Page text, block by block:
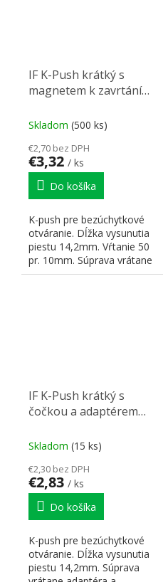
IF K-Push krátký s
magnetem k zavrtání
Skladom (500 ks)
€2,70 bez DPH
€3,32 / ks
Do košíka
K-push pre bezúchytkové
otváranie. Dĺžka vysunutia
piestu 14,2mm. Vŕtanie 50
pr. 10mm. Súprava vrátane
protikusov na...
IF K-Push krátký s
čočkou a adaptérem
Skladom (15 ks)
€2,30 bez DPH
€2,83 / ks
Do košíka
K-push pre bezúchytkové
otváranie. Dĺžka vysunutia
piestu 14,2mm. Súprava